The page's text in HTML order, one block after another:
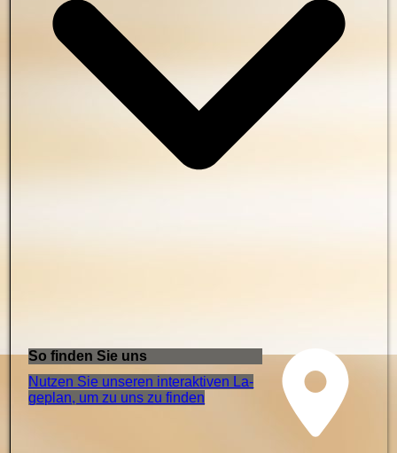
So finden Sie uns
Nutzen Sie unseren interaktiven La­
ge­plan, um zu uns zu finden